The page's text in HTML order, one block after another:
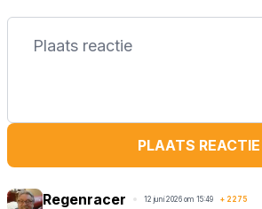
PLAATS REACTIE
Regenracer 12 juni 2026 om 15:49 + 2275